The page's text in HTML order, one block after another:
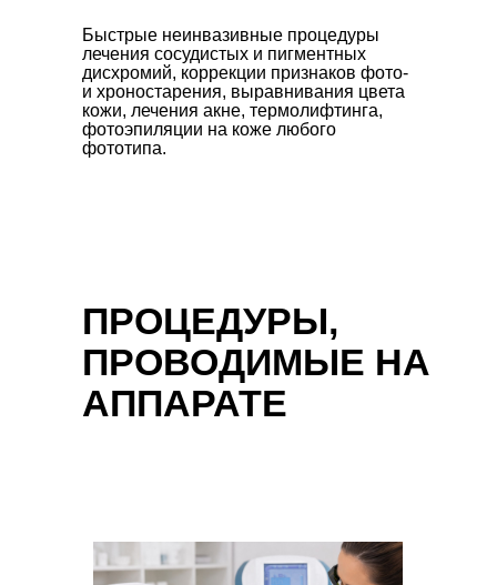
Быстрые неинвазивные процедуры
лечения сосудистых и пигментных
дисхромий, коррекции признаков фото-
и хроностарения, выравнивания цвета
кожи, лечения акне, термолифтинга,
фотоэпиляции на коже любого
фототипа.
ПРОЦЕДУРЫ,
ПРОВОДИМЫЕ НА
АППАРАТЕ